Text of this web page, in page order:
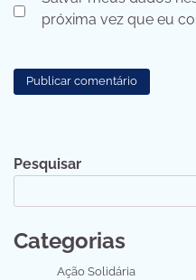
próxima vez que eu
Pesquisar
Categorias
Ação Solidária